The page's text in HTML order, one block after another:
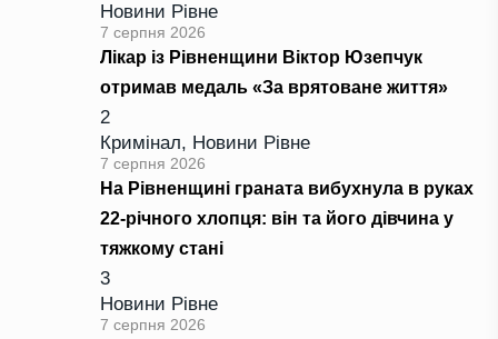
Новини Рівне
7 серпня 2026
Лікар із Рівненщини Віктор Юзепчук
отримав медаль «За врятоване життя»
2
Кримінал, Новини Рівне
7 серпня 2026
На Рівненщині граната вибухнула в руках
22-річного хлопця: він та його дівчина у
тяжкому стані
3
Новини Рівне
7 серпня 2026